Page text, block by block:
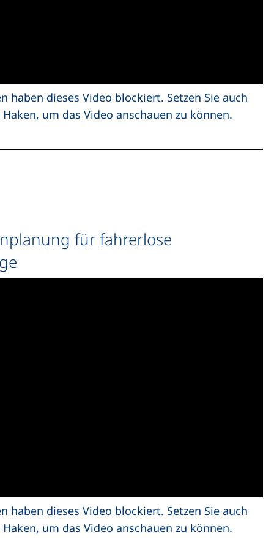
haben dieses Video blockiert. Setzen Sie auch
um das Video anschauen zu können.
für fahrerlose
haben dieses Video blockiert. Setzen Sie auch
um das Video anschauen zu können.